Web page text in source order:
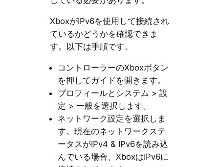
XboxがIPv6を使用して接続され
ているかどうかを確認できま
す。以下は手順です。
コントローラーのXboxボタン
を押してガイドを開きます。
プロフィールとシステム > 設
定 > 一般を選択します。
ネットワーク設定を選択しま
す。現在のネットワークステ
ータスがIPv4 & IPv6を読み込
んでいる場合、XboxはIPv6に